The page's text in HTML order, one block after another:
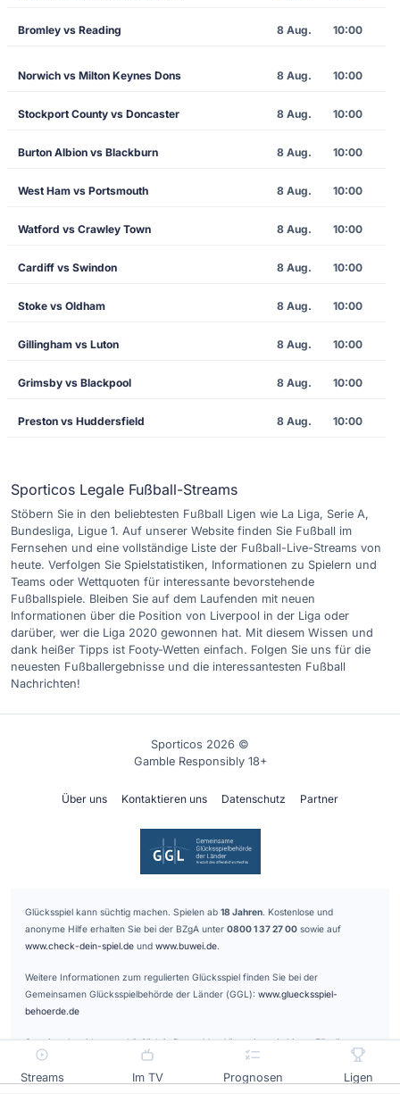
Streams Im TV Prognosen Ligen
Bromley vs Reading 8 Aug. 10:00
Norwich vs Milton Keynes Dons 8 Aug. 10:00
Stockport County vs Doncaster 8 Aug. 10:00
Burton Albion vs Blackburn 8 Aug. 10:00
West Ham vs Portsmouth 8 Aug. 10:00
Watford vs Crawley Town 8 Aug. 10:00
Cardiff vs Swindon 8 Aug. 10:00
Stoke vs Oldham 8 Aug. 10:00
Gillingham vs Luton 8 Aug. 10:00
Grimsby vs Blackpool 8 Aug. 10:00
Preston vs Huddersfield 8 Aug. 10:00
Sporticos Legale Fußball-Streams
Stöbern Sie in den beliebtesten Fußball Ligen wie La Liga, Serie A,
Bundesliga, Ligue 1. Auf unserer Website finden Sie Fußball im
Fernsehen und eine vollständige Liste der Fußball-Live-Streams von
heute. Verfolgen Sie Spielstatistiken, Informationen zu Spielern und
Teams oder Wettquoten für interessante bevorstehende
Fußballspiele. Bleiben Sie auf dem Laufenden mit neuen
Informationen über die Position von Liverpool in der Liga oder
darüber, wer die Liga 2020 gewonnen hat. Mit diesem Wissen und
dank heißer Tipps ist Footy-Wetten einfach. Folgen Sie uns für die
neuesten Fußballergebnisse und die interessantesten Fußball
Nachrichten!
Sporticos 2026 ©
Gamble Responsibly 18+
Über uns Kontaktieren uns Datenschutz Partner
Glücksspiel kann süchtig machen. Spielen ab 18 Jahren. Kostenlose und
anonyme Hilfe erhalten Sie bei der BZgA unter 0800 1 37 27 00 sowie auf
www.check-dein-spiel.de und www.buwei.de.
Weitere Informationen zum regulierten Glücksspiel finden Sie bei der
Gemeinsamen Glücksspielbehörde der Länder (GGL): www.gluecksspiel-
behoerde.de
Sporticos bewirbt ausschließlich in Deutschland lizenzierte Anbieter. Für die
Vermittlung der gelisteten Glücksspielanbieter erhalten wir eine Provision.